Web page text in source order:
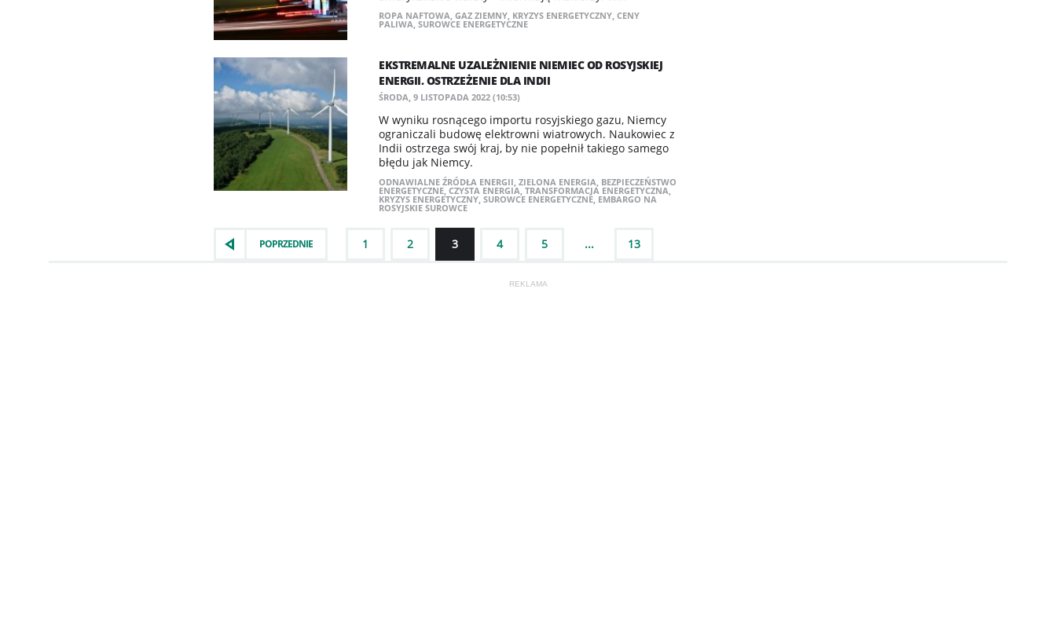
ROPA NAFTOWA, GAZ ZIEMNY, KRYZYS ENERGETYCZNY, CENY
PALIWA, SUROWCE ENERGETYCZNE
EKSTREMALNE UZALEŻNIENIE NIEMIEC OD ROSYJSKIEJ
ENERGII. OSTRZEŻENIE DLA INDII
ŚRODA, 9 LISTOPADA 2022 (10:53)
W wyniku rosnącego importu rosyjskiego gazu, Niemcy
ograniczali budowę elektrowni wiatrowych. Naukowiec z
Indii ostrzega swój kraj, by nie popełnił takiego samego
błędu jak Niemcy.
ODNAWIALNE ŹRÓDŁA ENERGII, ZIELONA ENERGIA, BEZPIECZEŃSTWO
ENERGETYCZNE, CZYSTA ENERGIA, TRANSFORMACJA ENERGETYCZNA,
KRYZYS ENERGETYCZNY, SUROWCE ENERGETYCZNE, EMBARGO NA
ROSYJSKIE SUROWCE
POPRZEDNIE 1 2 3 4 5 ... 13
REKLAMA